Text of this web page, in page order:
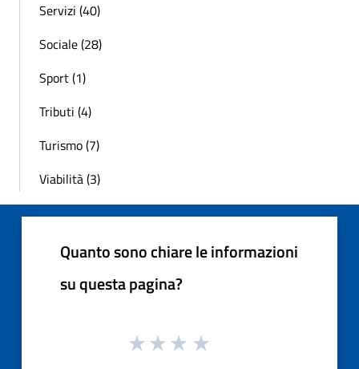
Servizi (40)
Sociale (28)
Sport (1)
Tributi (4)
Turismo (7)
Viabilità (3)
Quanto sono chiare le informazioni
su questa pagina?